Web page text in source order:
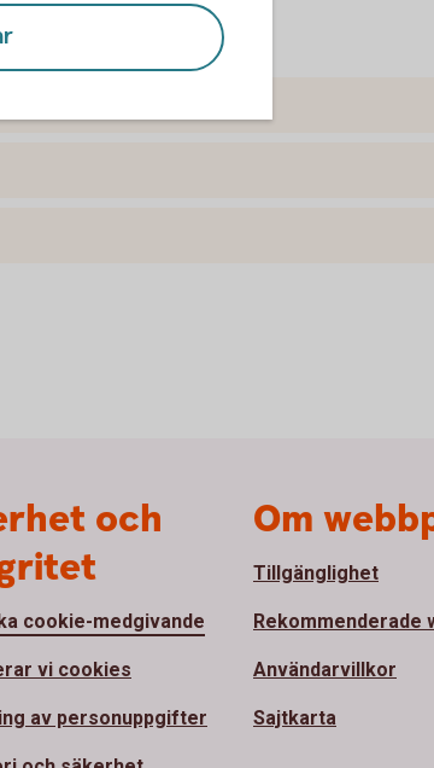
och
cookie-medgivande
vi cookies
av personuppgifter
Om
Tillgänglighet
Rekommenderade
Användarvillkor
Sajtkarta